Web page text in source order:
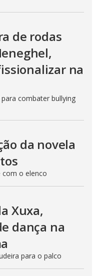
de rodas
na
combater bullying
da novela
com o elenco
Xuxa,
dança na
para o palco